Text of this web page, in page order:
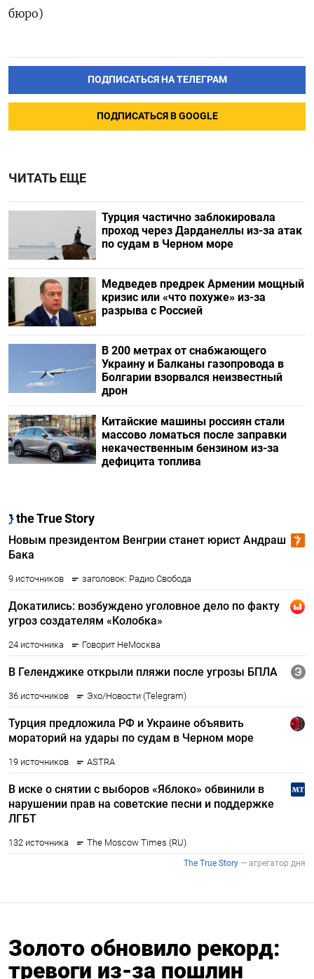
бюро)
ПОДПИСАТЬСЯ НА ТЕЛЕГРАМ
ПОДПИСАТЬСЯ В GOOGLE
ЧИТАТЬ ЕЩЕ
Турция частично заблокировала
проход через Дарданеллы из-за атак
по судам в Черном море
Медведев предрек Армении мощный
кризис или «что похуже» из-за
разрыва с Россией
В 200 метрах от снабжающего
Украину и Балканы газопровода в
Болгарии взорвался неизвестный
дрон
Китайские машины россиян стали
массово ломаться после заправки
некачественным бензином из-за
дефицита топлива
Золото обновило рекорд:
тревоги из-за пошлин